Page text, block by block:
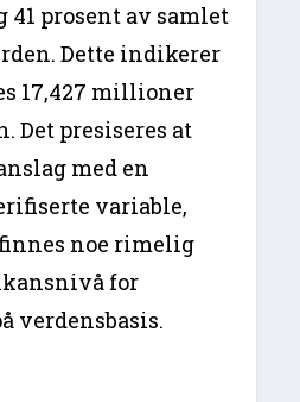
prosent av samlet
Dette indikerer
17,427 millioner
Det presiseres at
med en
variable,
noe rimelig
for
verdensbasis.